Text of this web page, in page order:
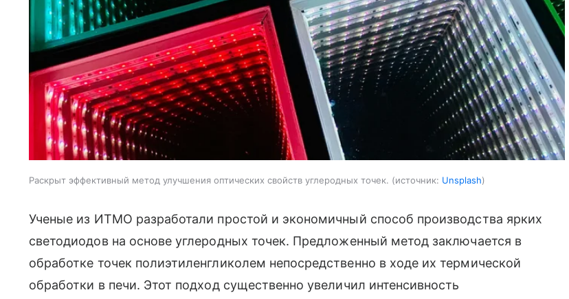
Раскрыт эффективный метод улучшения оптических свойств углеродных точек. источник: Unsplash
Ученые из ИТМО разработали простой и экономичный способ производства ярких
светодиодов на основе углеродных точек. Предложенный метод заключается в
обработке точек полиэтиленгликолем непосредственно в ходе их термической
обработки в печи. Этот подход существенно увеличил интенсивность